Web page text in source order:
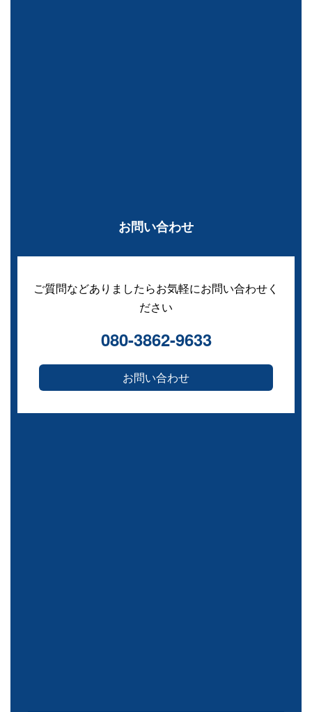
お問い合わせ
ご質問などありましたらお気軽にお問い合わせく
ださい
080-3862-9633
お問い合わせ